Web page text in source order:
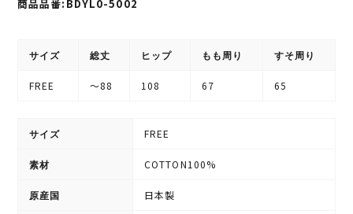
商品品番:BDYL0-5002
サイズ 総丈 ヒップ もも周り すそ周り
FREE 〜88 108 67 65
サイズ FREE
素材 COTTON100%
原産国 日本製